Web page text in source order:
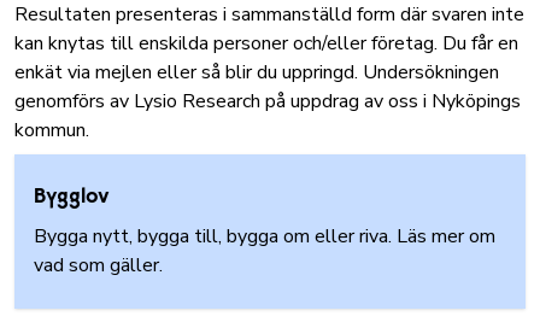
Resultaten presenteras i sammanställd form där svaren inte
kan knytas till enskilda personer och/eller företag. Du får en
enkät via mejlen eller så blir du uppringd. Undersökningen
genomförs av Lysio Research på uppdrag av oss i Nyköpings
kommun.
Bygglov
Bygga nytt, bygga till, bygga om eller riva. Läs mer om
vad som gäller.